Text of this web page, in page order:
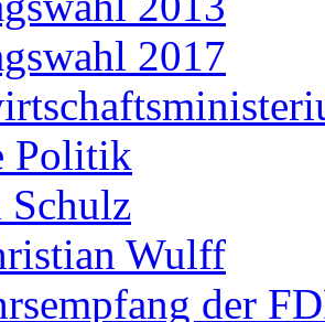
2017
Politik
Wulff
der